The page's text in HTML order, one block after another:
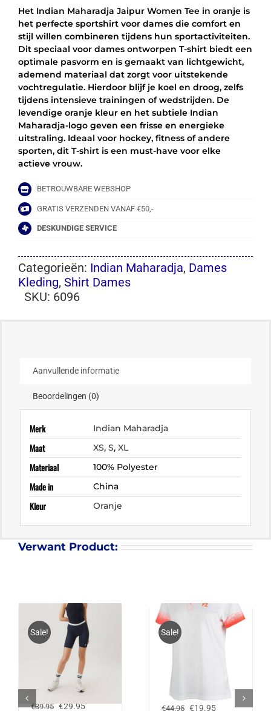
TEE
–
ORANJE
aantal
Het Indian Maharadja Jaipur Women Tee in oranje is
het perfecte sportshirt voor dames die comfort en
stijl willen combineren tijdens hun sportactiviteiten.
Dit speciaal voor dames ontworpen T-shirt biedt een
optimale pasvorm en is gemaakt van lichtgewicht,
ademend materiaal dat zorgt voor uitstekende
vochtregulatie. Hierdoor blijf je koel en droog, zelfs
tijdens intensieve trainingen of wedstrijden. De
levendige oranje kleur en het subtiele Indian
Maharadja-logo geven een frisse en energieke
uitstraling. Ideaal voor hockey, fitness of andere
sporten, dit T-shirt is een must-have voor elke
actieve vrouw.
BETROUWBARE WEBSHOP
GRATIS VERZENDEN VANAF €50,-
DESKUNDIGE SERVICE
Categorieën: Indian Maharadja, Dames
Kleding, Shirt Dames
SKU: 6096
Aanvullende informatie
Beoordelingen (0)
Merk Indian Maharadja
Maat XS,S,XL
Materiaal 100% Polyester
Made in China
Kleur Oranje
Verwant Product:
Sale!
BJÖRN BORG BIKE
SHORTS TRUDY
€39.95 Oorspronkelijke
€29.95Huidige
Sale!
FZ FORZA DUDLEY
POLO – WIT/CORAL
€44.95 Oorspronkelijke
€19.95Huidige